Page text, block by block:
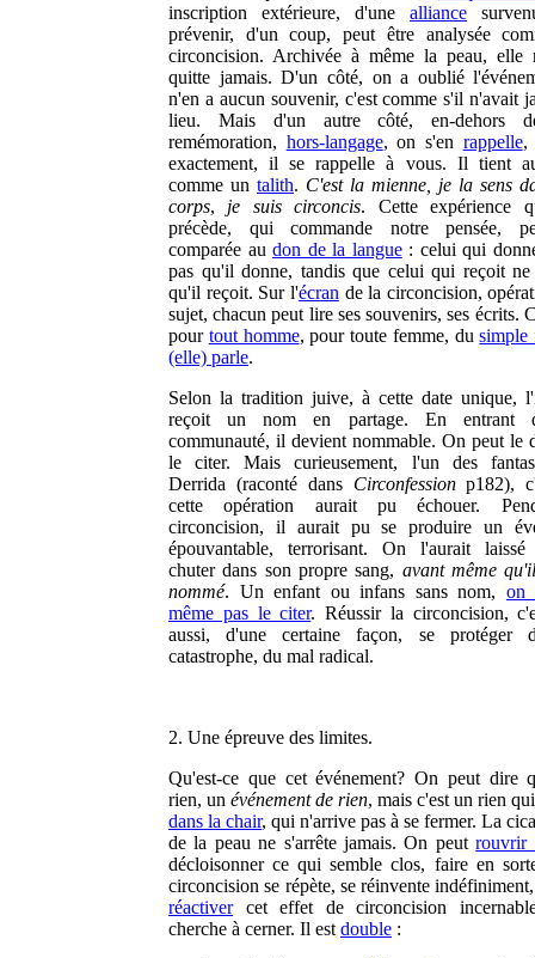
inscription extérieure, d'une alliance
prévenir, d'un coup, peut être analysée
circoncision. Archivée à même la peau, elle
quitte jamais. D'un côté, on a oublié
n'en a aucun souvenir, c'est comme s'il n'avait
lieu. Mais d'un autre côté, en-dehors
remémoration, hors-langage, on s'en rappelle,
exactement, il se rappelle à vous. Il tient
comme un talith. C'est la mienne, je la sens
corps, je suis circoncis. Cette expérience
précède, qui commande notre pensée,
comparée audon de la langue: celui qui
pas qu'il donne, tandis que celui qui reçoit ne
qu'il reçoit. Sur l'écran de la circoncision,
sujet, chacun peut lire ses souvenirs, ses écrits.
pour tout homme, pour toute femme, du
(elle) parle.
Selon la tradition juive, à cette date unique,
reçoit un nom en partage. En entrant
communauté, il devient nommable. On peut le
le citer. Mais curieusement, l'un des
Derrida (raconté dans Circonfessionp182),
cette opération aurait pu échouer.
circoncision, il aurait pu se produire un
épouvantable, terrorisant. On l'aurait laissé
chuter dans son propre sang, avant même
nommé. Un enfant ou infans sans nom, on
même pas le citer. Réussir la circoncision,
aussi, d'une certaine façon, se protéger
catastrophe, du mal radical.
2. Une épreuve des limites.
Qu'est-ce que cet événement? On peut dire
rien, un événement de rien, mais c'est un rien
dans la chair, qui n'arrive pas à se fermer. La
de la peau ne s'arrête jamais. On peutrouvrir
décloisonner ce qui semble clos, faire en
circoncision se répète, se réinvente
réactivercet effet de circoncision
cherche à cerner. Il est double :